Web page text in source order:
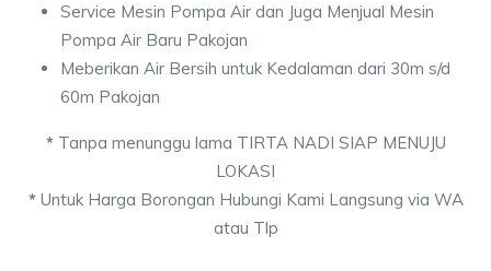
Service Mesin Pompa Air dan Juga Menjual Mesin
Pompa Air Baru Pakojan
Meberikan Air Bersih untuk Kedalaman dari 30m s/d
60m Pakojan
*Tanpa menunggu lama TIRTA NADI SIAP MENUJU
LOKASI
*Untuk Harga Borongan Hubungi Kami Langsung via WA
atau Tlp